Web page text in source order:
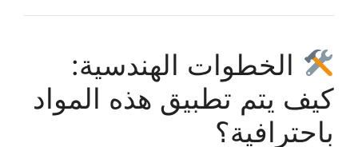
الخطوات الهندسية:
كيف يتم تطبيق هذه المواد
باحترافية؟